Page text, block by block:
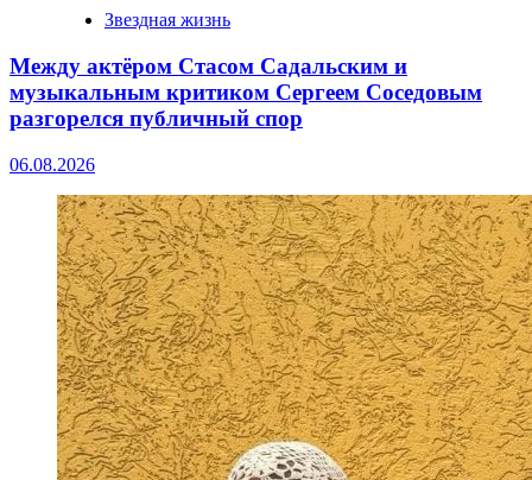
Звездная жизнь
Между актёром Стасом Садальским и
музыкальным критиком Сергеем Соседовым
разгорелся публичный спор
06.08.2026